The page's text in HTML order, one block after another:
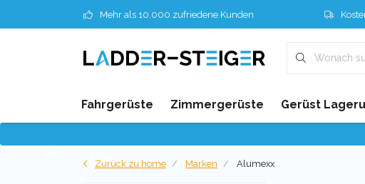
Mehr als 10.000 zufriedene Kunden
Fahrgerüste Zimmergerüste Gerüst
Zurück zu home Marken Alumexx